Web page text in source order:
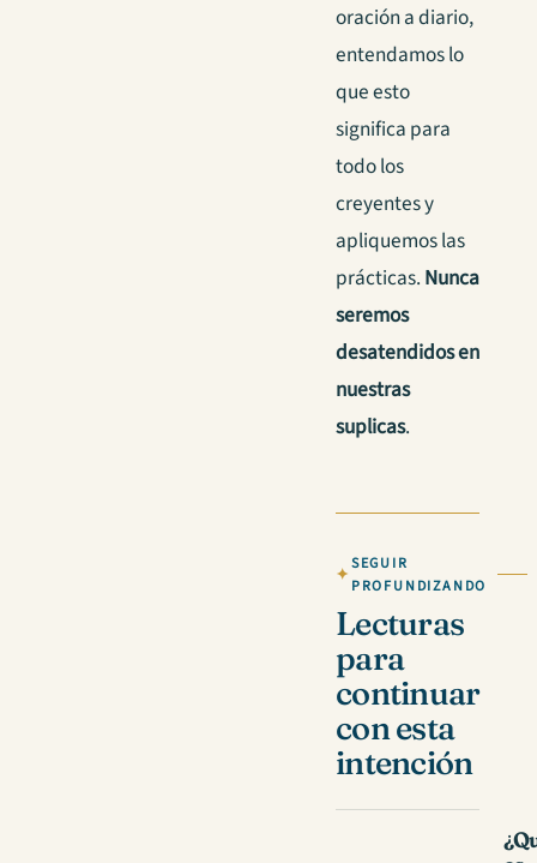
oración a diario,
entendamos lo
que esto
significa para
todo los
creyentes y
apliquemos las
prácticas. Nunca
seremos
desatendidos en
nuestras
suplicas.
SEGUIR
PROFUNDIZANDO
Lecturas
para
continuar
con esta
intención